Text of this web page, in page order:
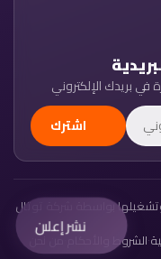
بريدك الإلكتروني
اشترك
بواسطة شركة توتال
·الشروط والأحكام·من نحن
نشر إعلان